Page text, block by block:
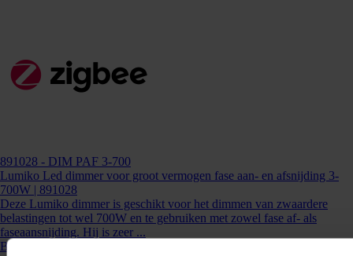
891028 - DIM PAF 3-700
Lumiko Led dimmer voor groot vermogen fase aan- en afsnijding 3-
700W | 891028
Deze Lumiko dimmer is geschikt voor het dimmen van zwaardere
belastingen tot wel 700W en te gebruiken met zowel fase af- als
faseaansnijding. Hij is zeer ...
Bekijken